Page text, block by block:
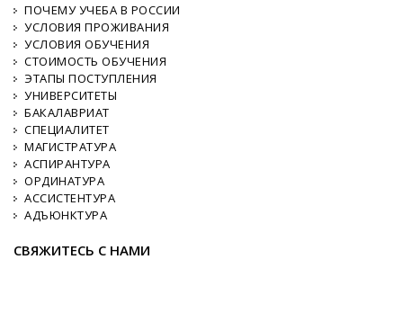
ПОЧЕМУ УЧЕБА В РОССИИ
УСЛОВИЯ ПРОЖИВАНИЯ
УСЛОВИЯ ОБУЧЕНИЯ
СТОИМОСТЬ ОБУЧЕНИЯ
ЭТАПЫ ПОСТУПЛЕНИЯ
УНИВЕРСИТЕТЫ
БАКАЛАВРИАТ
СПЕЦИАЛИТЕТ
МАГИСТРАТУРА
АСПИРАНТУРА
ОРДИНАТУРА
АССИСТЕНТУРА
АДЪЮНКТУРА
СВЯЖИТЕСЬ С НАМИ